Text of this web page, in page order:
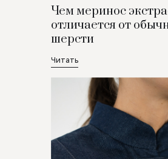
Чем меринос
отличается от
шерсти
Читать